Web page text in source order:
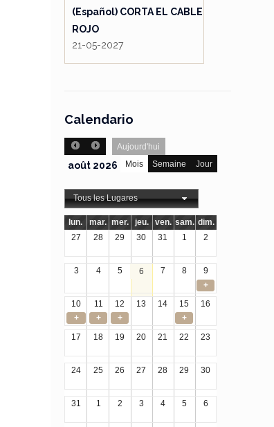
(Español) CORTA EL CABLE
ROJO
21-05-2027
Calendario
Aujourd'hui
Mois
Semaine Jour
août 2026
Tous les Lugares
lun. mar. mer. jeu. ven. sam. dim.
27
28 29 30 31 1 2
3 4 5 6 7 8
9
+
10
11 12 13 14 15
16
+
+ +
+
17
18 19 20 21 22 23
24 25 26 27 28 29 30
31 1 2 3 4 5 6